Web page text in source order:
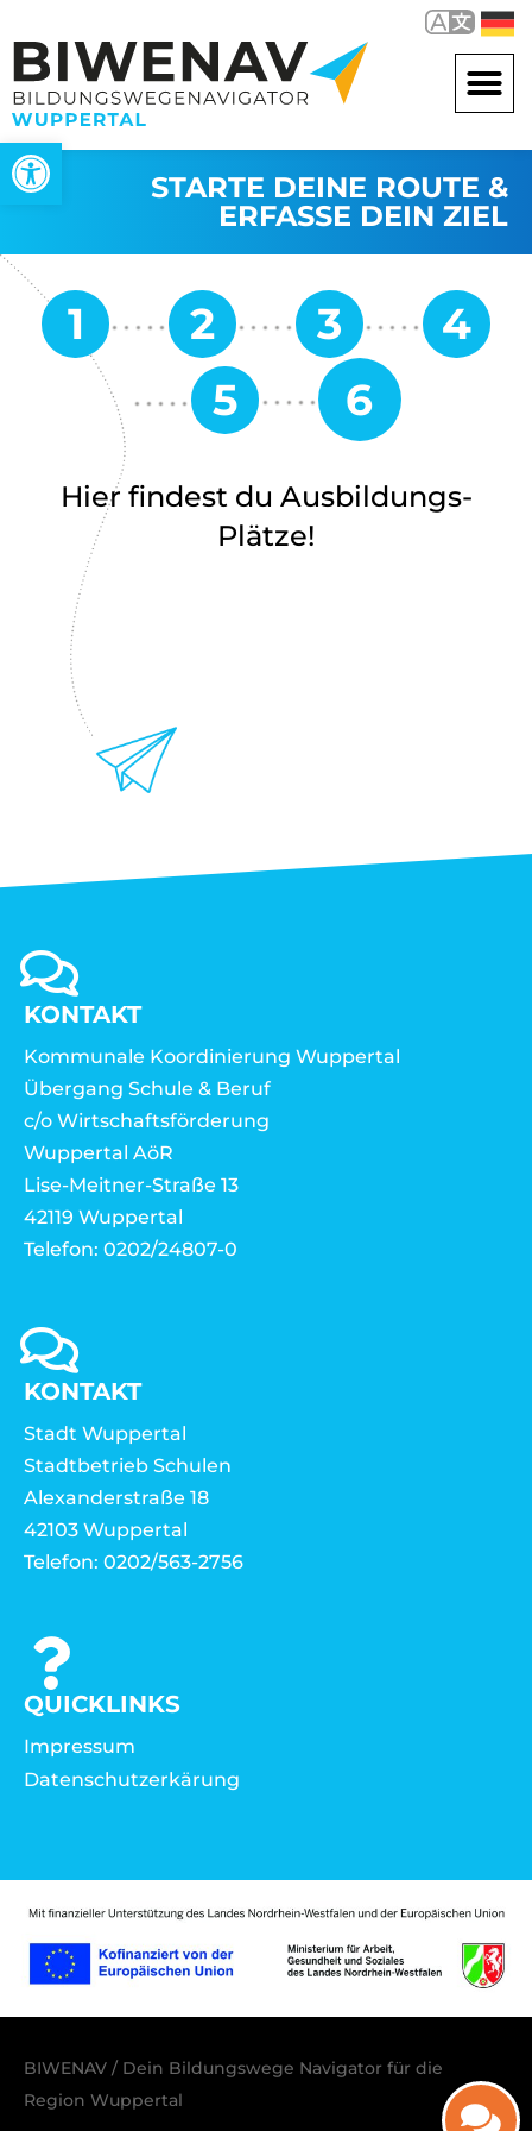
Werkzeugleiste öffnen
STARTE DEINE ROUTE &
ERFASSE DEIN ZIEL
Hier findest du Ausbildungs-
Plätze!
KONTAKT
Kommunale Koordinierung Wuppertal
Übergang Schule & Beruf
c/o Wirtschaftsförderung
Wuppertal AöR
Lise-Meitner-Straße 13
42119 Wuppertal
Telefon: 0202/24807-0
KONTAKT
Stadt Wuppertal
Stadtbetrieb Schulen
Alexanderstraße 18
42103 Wuppertal
Telefon: 0202/563-2756
QUICKLINKS
Impressum
Datenschutzerkärung
BIWENAV / Dein Bildungswege Navigator für die
Region Wuppertal